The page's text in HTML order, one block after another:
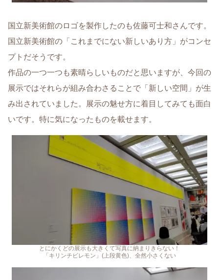
国立新美術館のロゴを製作したのも佐藤可士和さんです。
国立新美術館の「これまでにない新しいあり方」がコンセ
プトだそうです。
作品の一つ一つも素晴らしいものだと思いますが、今回の
展示ではそれらが組み合わさることで「新しい空間」が生
み出されていました。展示の魅せ方に着目してみても面白
いです。特に気になったものを載せます。
とにかくどの展示も大きくて写真に納まりきらない！
「キリンチビレモン」(上段黄色)、全然小さくない